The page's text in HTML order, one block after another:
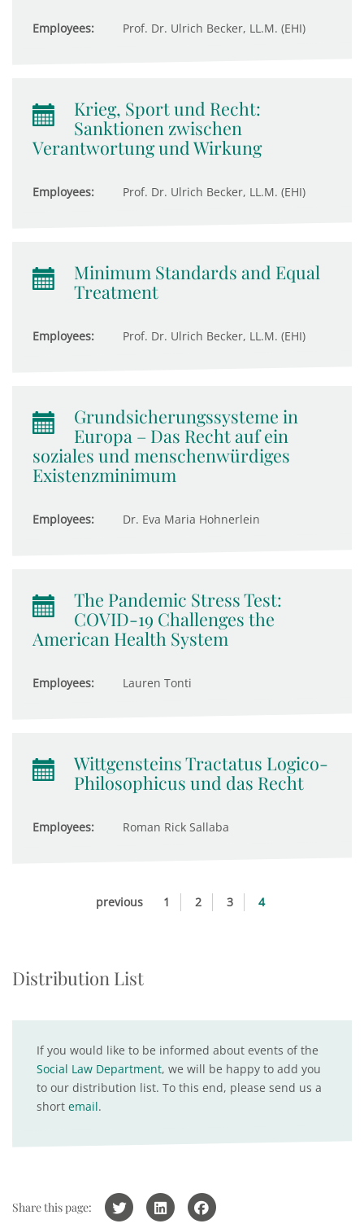
Employees: Prof. Dr. Ulrich Becker, LL.M. (EHI)
Krieg, Sport und Recht:
Sanktionen zwischen
Verantwortung und Wirkung
Employees: Prof. Dr. Ulrich Becker, LL.M. (EHI)
Minimum Standards and Equal
Treatment
Employees: Prof. Dr. Ulrich Becker, LL.M. (EHI)
Grundsicherungssysteme in
Europa – Das Recht auf ein
soziales und menschenwürdiges
Existenzminimum
Employees: Dr. Eva Maria Hohnerlein
The Pandemic Stress Test:
COVID-19 Challenges the
American Health System
Employees: Lauren Tonti
Wittgensteins Tractatus Logico-
Philosophicus und das Recht
Employees: Roman Rick Sallaba
previous 1 2 3 4
Distribution List
If you would like to be informed about events of the
Social Law Department, we will be happy to add you
to our distribution list. To this end, please send us a
short email.
Share this page: